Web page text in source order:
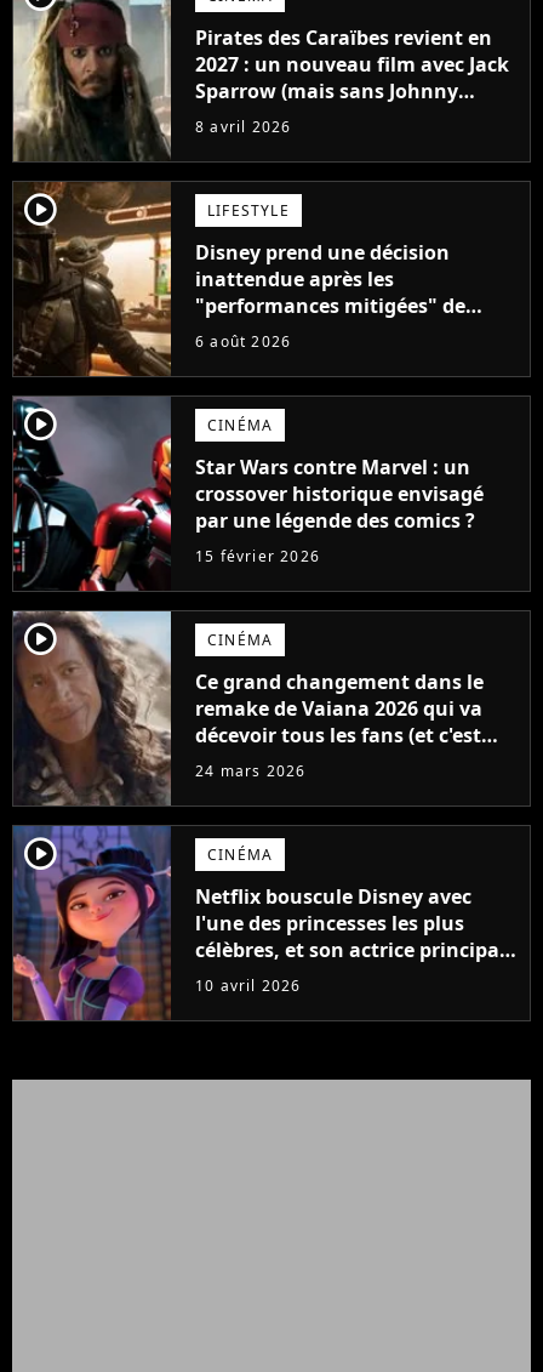
Pirates des Caraïbes revient en
2027 : un nouveau film avec Jack
Sparrow (mais sans Johnny
Depp) affole les fans
8 avril 2026
player2 LIFESTYLE
Disney prend une décision
inattendue après les
"performances mitigées" de
Vaiana et The Mandalorian &
6 août 2026
player2 CINÉMA
Star Wars contre Marvel : un
crossover historique envisagé
par une légende des comics ?
15 février 2026
player2 CINÉMA
Ce grand changement dans le
remake de Vaiana 2026 qui va
décevoir tous les fans (et c'est
pas la perruque de Dwayne
24 mars 2026
player2 CINÉMA
Netflix bouscule Disney avec
l'une des princesses les plus
célèbres, et son actrice principale
est un choix parfait
10 avril 2026